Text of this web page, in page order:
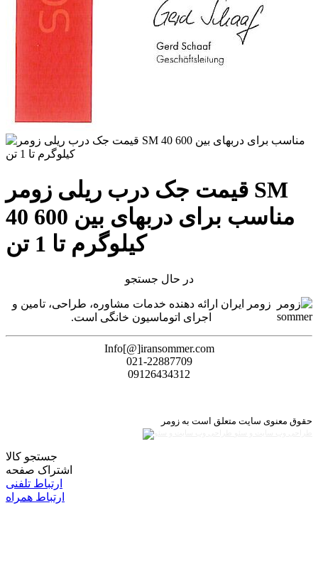
قیمت جک درب ریلی زومر SM
40 مناسب برای دربهای بین 600
کیلوگرم تا 1 تن
در حال جستجو
زومر ایران ارائه دهنده خدمات مشاوره، طراحی، تامین و
اجرای اتوماسیون خانگی است.
Info[@]iransommer.com
021-22887709
09126434312
حقوق معنوی سایت متعلق است به زومر
جستجو کالا
اشتراک صفحه
ارتباط تلفنی
ارتباط همراه